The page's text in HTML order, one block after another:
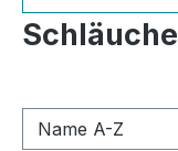
Schläuche